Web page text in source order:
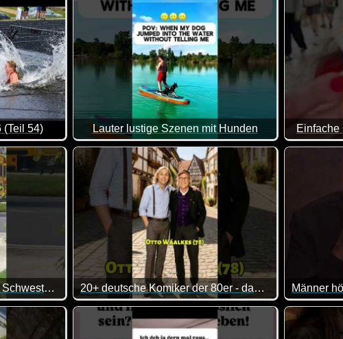
(Teil 54)
von lustigen Videos. Klasse gemacht, da von allem was dabei ist.
Lauter lustige Szenen mit Hunden
Einfache
Jetzt zur
uns war ich eher der nervige kleine Bruder :-)
Sie erwartet jeden Tag ihre Schwestern
Herz auf, wenn man diese Schwestern sieht.
20+ deutsche Komiker der 80er - damals und heute